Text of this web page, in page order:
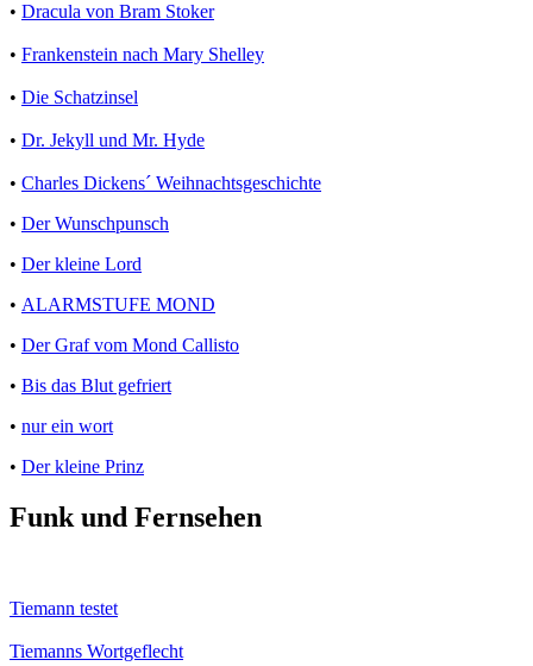
• Dracula von Bram Stoker
• Frankenstein nach Mary Shelley
• Die Schatzinsel
• Dr. Jekyll und Mr. Hyde
• Charles Dickens´ Weihnachtsgeschichte
• Der Wunschpunsch
• Der kleine Lord
• ALARMSTUFE MOND
• Der Graf vom Mond Callisto
• Bis das Blut gefriert
• nur ein wort
• Der kleine Prinz
Funk und Fernsehen
Tiemann testet
Tiemanns Wortgeflecht